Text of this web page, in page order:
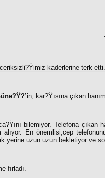
kaderlerine terk etti.
in, kar?Ÿısına çıkan
bilemiyor. Telefona
alıyor. En önemlisi,cep
yerine uzun uzun bekletiyor ve
fırladı.